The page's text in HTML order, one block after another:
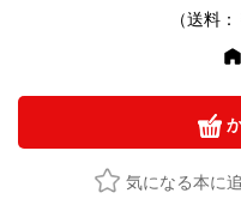
（送料
気になる本に